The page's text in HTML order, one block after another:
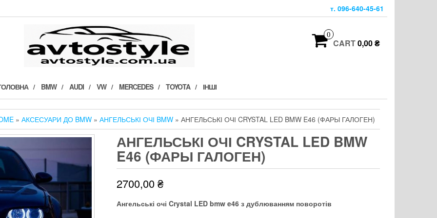
т. 096-640-45-61
0
CART0,00 ₴
BMW AUDI VW MERCEDES TOYOTA ІНШІ
» АКСЕСУАРИ ДО BMW » АНГЕЛЬСЬКІ ОЧІ BMW » АНГЕЛЬСЬКІ ОЧІ CRYSTAL LED BMW E46 (ФАРЫ ГАЛОГЕН)
АНГЕЛЬСЬКІ ОЧІ CRYSTAL LED BMW
E46 (ФАРЫ ГАЛОГЕН)
2700,00₴
Ангельські очі Crystal LED bmw e46 з дублюванням поворотів